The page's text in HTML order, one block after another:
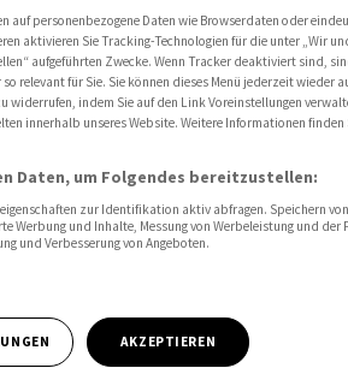
auf personenbezogene Daten wie Browserdaten oder
aktivieren Sie Tracking-Technologien für die unter „Wir
aufgeführten Zwecke. Wenn Tracker deaktiviert sind,
relevant für Sie. Sie können dieses Menü jederzeit wieder
widerrufen, indem Sie auf den Link Voreinstellungen
innerhalb unseres Website. Weitere Informationen finden
Daten, um Folgendes bereitzustellen:
zur Identifikation aktiv abfragen. Speichern
Werbung und Inhalte, Messung von Werbeleistung und der
und Verbesserung von Angeboten.
AKZEPTIEREN